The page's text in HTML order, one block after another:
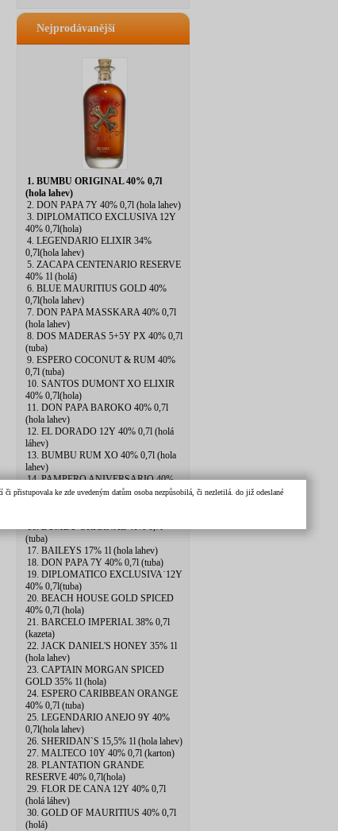
Nejprodávanější
1. BUMBU ORIGINAL 40% 0,7l
(hola lahev)
2. DON PAPA 7Y 40% 0,7l (hola lahev)
3. DIPLOMATICO EXCLUSIVA 12Y
40% 0,7l(hola)
4. LEGENDARIO ELIXIR 34%
0,7l(hola lahev)
5. ZACAPA CENTENARIO RESERVE
40% 1l (holá)
6. BLUE MAURITIUS GOLD 40%
0,7l(hola lahev)
7. DON PAPA MASSKARA 40% 0,7l
(hola lahev)
8. DOS MADERAS 5+5Y PX 40% 0,7l
(tuba)
9. ESPERO COCONUT & RUM 40%
0,7l (tuba)
10. SANTOS DUMONT XO ELIXIR
40% 0,7l(hola)
11. DON PAPA BAROKO 40% 0,7l
(hola lahev)
12. EL DORADO 12Y 40% 0,7l (holá
láhev)
13. BUMBU RUM XO 40% 0,7l (hola
lahev)
14. PAMPERO ANIVERSARIO 40%
0,7l (pytlik)
16. BUMBU ORIGINAL 40% 0,7l
(tuba)
17. BAILEYS 17% 1l (hola lahev)
18. DON PAPA 7Y 40% 0,7l (tuba)
19. DIPLOMATICO EXCLUSIVA˙12Y
40% 0,7l(tuba)
20. BEACH HOUSE GOLD SPICED
40% 0,7l (hola)
21. BARCELO IMPERIAL 38% 0,7l
(kazeta)
22. JACK DANIEL'S HONEY 35% 1l
(hola lahev)
23. CAPTAIN MORGAN SPICED
GOLD 35% 1l (hola)
24. ESPERO CARIBBEAN ORANGE
40% 0,7l (tuba)
25. LEGENDARIO ANEJO 9Y 40%
0,7l(hola lahev)
26. SHERIDAN`S 15,5% 1l (hola lahev)
27. MALTECO 10Y 40% 0,7l (karton)
28. PLANTATION GRANDE
RESERVE 40% 0,7l(hola)
29. FLOR DE CANA 12Y 40% 0,7l
(holá láhev)
30. GOLD OF MAURITIUS 40% 0,7l
(holá)
přistupovala ke zde uvedeným datům osoba nezpůsobilá, či nezletilá. do již odeslané